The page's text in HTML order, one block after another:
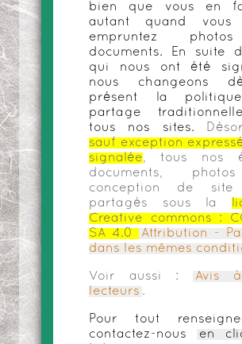
bien que vous en
autant quand vous
empruntez
documents. En suite
qui nous ont été
nous changeons
présent la
partage
tous nos sites.
sauf exception
signalée, tous nos
documents,
conception de site
partagés sous la
Creative commons :
SA 4.0
Attribution -
dans les mêmes
Voir aussi :
Avis
lecteurs .
Pour tout
contactez-nous
en